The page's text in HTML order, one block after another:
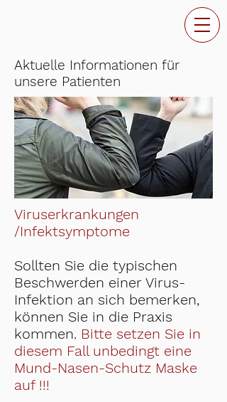
Aktuelle Informationen für
unsere Patienten
Viruserkrankungen
/Infektsymptome
Sollten Sie die typischen
Beschwerden einer Virus-
Infektion an sich bemerken,
können Sie in die Praxis
kommen. Bitte setzen Sie in
diesem Fall unbedingt eine
Mund-Nasen-Schutz Maske
auf !!!